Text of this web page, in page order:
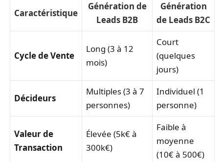
Caractéristique
Génération de
Leads B2B
Génération
de Leads B2C
Cycle de Vente
Long (3 à 12
mois)
Court
(quelques
jours)
Décideurs
Multiples (3 à 7
personnes)
Individuel (1
personne)
Valeur de
Transaction
Élevée (5k€ à
300k€)
Faible à
moyenne
(10€ à 500€)